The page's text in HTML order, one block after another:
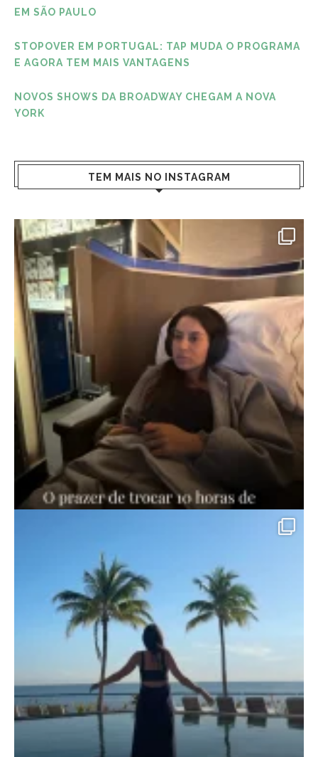
EM SÃO PAULO
STOPOVER EM PORTUGAL: TAP MUDA O PROGRAMA
E AGORA TEM MAIS VANTAGENS
NOVOS SHOWS DA BROADWAY CHEGAM A NOVA
YORK
TEM MAIS NO INSTAGRAM